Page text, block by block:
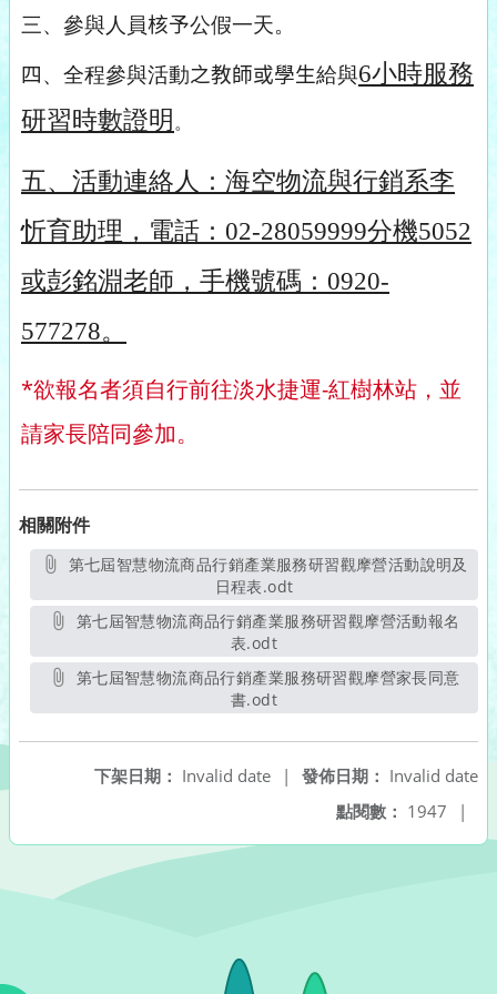
三、參與人員核予公假一天。
四 、全程參與活動之教師或學生給與6小時服務
研習時數證明。
五、 活動連絡人：海空物流與行銷系李
忻育助理，電話：02-28059999分機5052
或彭銘淵老師，手機號碼：0920-
577278。
*欲報名者須自行前往淡水捷運-紅樹林站，並
請家長陪同參加。
相關附件
日程表.odt
表.odt
書.odt
發佈日期： Invalid date
下架日期： Invalid date
|
點閱數： 1947 |